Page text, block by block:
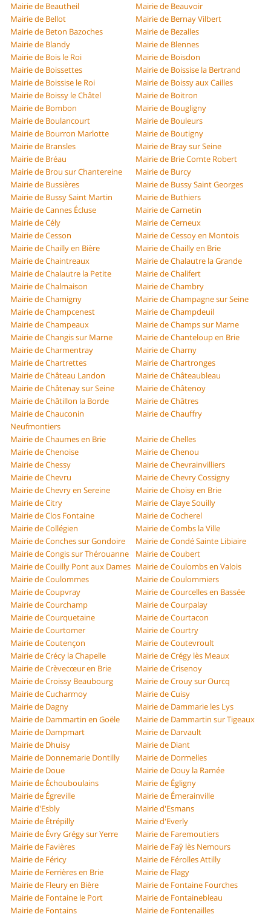
Mairie de Beautheil
Mairie de Beauvoir
Mairie de Bellot
Mairie de Bernay Vilbert
Mairie de Beton Bazoches
Mairie de Bezalles
Mairie de Blandy
Mairie de Blennes
Mairie de Bois le Roi
Mairie de Boisdon
Mairie de Boissettes
Mairie de Boissise la Bertrand
Mairie de Boissise le Roi
Mairie de Boissy aux Cailles
Mairie de Boissy le Châtel
Mairie de Boitron
Mairie de Bombon
Mairie de Bougligny
Mairie de Boulancourt
Mairie de Bouleurs
Mairie de Bourron Marlotte
Mairie de Boutigny
Mairie de Bransles
Mairie de Bray sur Seine
Mairie de Bréau
Mairie de Brie Comte Robert
Mairie de Brou sur Chantereine
Mairie de Burcy
Mairie de Bussières
Mairie de Bussy Saint Georges
Mairie de Bussy Saint Martin
Mairie de Buthiers
Mairie de Cannes Écluse
Mairie de Carnetin
Mairie de Cély
Mairie de Cerneux
Mairie de Cesson
Mairie de Cessoy en Montois
Mairie de Chailly en Bière
Mairie de Chailly en Brie
Mairie de Chaintreaux
Mairie de Chalautre la Grande
Mairie de Chalautre la Petite
Mairie de Chalifert
Mairie de Chalmaison
Mairie de Chambry
Mairie de Chamigny
Mairie de Champagne sur Seine
Mairie de Champcenest
Mairie de Champdeuil
Mairie de Champeaux
Mairie de Champs sur Marne
Mairie de Changis sur Marne
Mairie de Chanteloup en Brie
Mairie de Charmentray
Mairie de Charny
Mairie de Chartrettes
Mairie de Chartronges
Mairie de Château Landon
Mairie de Châteaubleau
Mairie de Châtenay sur Seine
Mairie de Châtenoy
Mairie de Châtillon la Borde
Mairie de Châtres
Mairie de Chauconin
Neufmontiers
Mairie de Chauffry
Mairie de Chaumes en Brie
Mairie de Chelles
Mairie de Chenoise
Mairie de Chenou
Mairie de Chessy
Mairie de Chevrainvilliers
Mairie de Chevru
Mairie de Chevry Cossigny
Mairie de Chevry en Sereine
Mairie de Choisy en Brie
Mairie de Citry
Mairie de Claye Souilly
Mairie de Clos Fontaine
Mairie de Cocherel
Mairie de Collégien
Mairie de Combs la Ville
Mairie de Conches sur Gondoire
Mairie de Condé Sainte Libiaire
Mairie de Congis sur Thérouanne
Mairie de Coubert
Mairie de Couilly Pont aux Dames Mairie de Coulombs en Valois
Mairie de Coulommes
Mairie de Coulommiers
Mairie de Coupvray
Mairie de Courcelles en Bassée
Mairie de Courchamp
Mairie de Courpalay
Mairie de Courquetaine
Mairie de Courtacon
Mairie de Courtomer
Mairie de Courtry
Mairie de Coutençon
Mairie de Coutevroult
Mairie de Crécy la Chapelle
Mairie de Crégy lès Meaux
Mairie de Crèvecœur en Brie
Mairie de Crisenoy
Mairie de Croissy Beaubourg
Mairie de Crouy sur Ourcq
Mairie de Cucharmoy
Mairie de Cuisy
Mairie de Dagny
Mairie de Dammarie les Lys
Mairie de Dammartin en Goële
Mairie de Dammartin sur Tigeaux
Mairie de Dampmart
Mairie de Darvault
Mairie de Dhuisy
Mairie de Diant
Mairie de Donnemarie Dontilly
Mairie de Dormelles
Mairie de Doue
Mairie de Douy la Ramée
Mairie de Échouboulains
Mairie de Égligny
Mairie de Égreville
Mairie de Émerainville
Mairie d'Esbly
Mairie d'Esmans
Mairie de Étrépilly
Mairie d'Everly
Mairie de Évry Grégy sur Yerre
Mairie de Faremoutiers
Mairie de Favières
Mairie de Faÿ lès Nemours
Mairie de Féricy
Mairie de Férolles Attilly
Mairie de Ferrières en Brie
Mairie de Flagy
Mairie de Fleury en Bière
Mairie de Fontaine Fourches
Mairie de Fontaine le Port
Mairie de Fontainebleau
Mairie de Fontains
Mairie de Fontenailles